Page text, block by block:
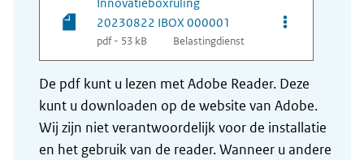
20230822 IBOX 000001
pdf - 53 kB Belastingdienst
Opties van
De pdf kunt u lezen met Adobe Reader. Deze
kunt u downloaden op de website van Adobe.
Wij zijn niet verantwoordelijk voor de installatie
en het gebruik van de reader. Wanneer u andere